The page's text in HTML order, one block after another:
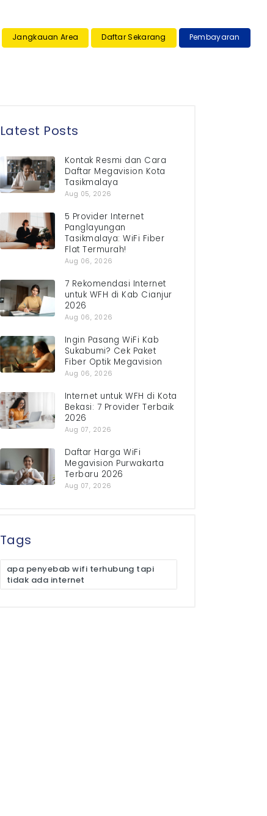
Jangkauan Area Daftar Sekarang Pembayaran
Latest Posts
Kontak Resmi dan Cara
Daftar Megavision Kota
Tasikmalaya
Aug 05, 2026
5 Provider Internet
Panglayungan
Tasikmalaya: WiFi Fiber
Flat Termurah!
Aug 06, 2026
7 Rekomendasi Internet
untuk WFH di Kab Cianjur
2026
Aug 06, 2026
Ingin Pasang WiFi Kab
Sukabumi? Cek Paket
Fiber Optik Megavision
Aug 06, 2026
Internet untuk WFH di Kota
Bekasi: 7 Provider Terbaik
2026
Aug 07, 2026
Daftar Harga WiFi
Megavision Purwakarta
Terbaru 2026
Aug 07, 2026
Tags
apa penyebab wifi terhubung tapi
tidak ada internet